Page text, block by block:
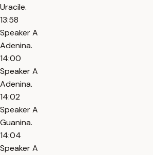
Uracile.
13:58
Speaker A
Adenina.
14:00
Speaker A
Adenina.
14:02
Speaker A
Guanina.
14:04
Speaker A